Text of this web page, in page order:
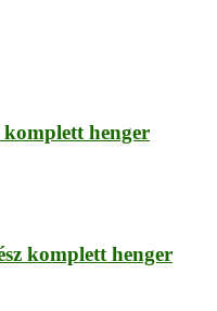
henger
komplett henger